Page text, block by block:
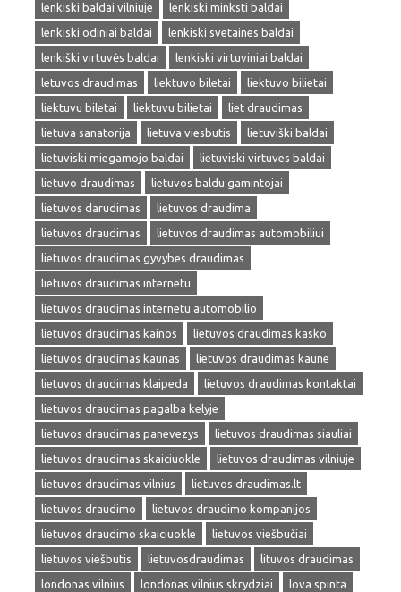
lenkiski baldai vilniuje
lenkiski minksti baldai
lenkiski odiniai baldai
lenkiski svetaines baldai
lenkiški virtuvės baldai
lenkiski virtuviniai baldai
letuvos draudimas
liektuvo biletai
liektuvo bilietai
liektuvu biletai
liektuvu bilietai
liet draudimas
lietuva sanatorija
lietuva viesbutis
lietuviški baldai
lietuviski miegamojo baldai
lietuviski virtuves baldai
lietuvo draudimas
lietuvos baldu gamintojai
lietuvos darudimas
lietuvos draudima
lietuvos draudimas
lietuvos draudimas automobiliui
lietuvos draudimas gyvybes draudimas
lietuvos draudimas internetu
lietuvos draudimas internetu automobilio
lietuvos draudimas kainos
lietuvos draudimas kasko
lietuvos draudimas kaunas
lietuvos draudimas kaune
lietuvos draudimas klaipeda
lietuvos draudimas kontaktai
lietuvos draudimas pagalba kelyje
lietuvos draudimas panevezys
lietuvos draudimas siauliai
lietuvos draudimas skaiciuokle
lietuvos draudimas vilniuje
lietuvos draudimas vilnius
lietuvos draudimas.lt
lietuvos draudimo
lietuvos draudimo kompanijos
lietuvos draudimo skaiciuokle
lietuvos viešbučiai
lietuvos viešbutis
lietuvosdraudimas
lituvos draudimas
londonas vilnius
londonas vilnius skrydziai
lova spinta